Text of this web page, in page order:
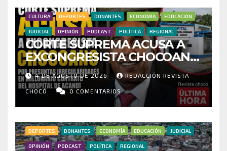
CULTURA DEPORTES DONANTES ECONOMÍA EDUCACIÓN
JUDICIAL OPINIÓN PODCAST POLÍTICA REGIONAL
CORTE SUPREMA ACUSA A
EXCONGRESISTA CHOCOANO
POR PRESUNTAS
IRREGULARIDADES EN
MILLONARIO CONTRATO DEL
HOSPITAL DE ACANDÍ
4 DE AGOSTO DE 2026 REDACCIÓN REVISTA
CHOCÓ 0 COMENTARIOS
DEPORTES DONANTES ECONOMÍA EDUCACIÓN JUDICIAL
OPINIÓN PODCAST POLÍTICA REGIONAL